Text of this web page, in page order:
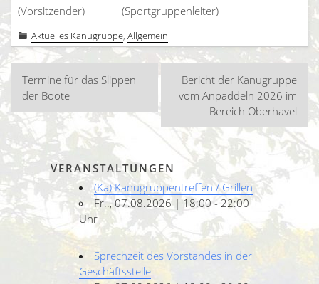
(Vorsitzender) (Sportgruppenleiter)
Aktuelles Kanugruppe, Allgemein
Beitragsnavigation
Termine für das Slippen
der Boote
Bericht der Kanugruppe
vom Anpaddeln 2026 im
Bereich Oberhavel
VERANSTALTUNGEN
(Ka) Kanugruppentreffen / Grillen
Fr.., 07.08.2026 | 18:00 - 22:00
Uhr
Sprechzeit des Vorstandes in der
Geschäftsstelle